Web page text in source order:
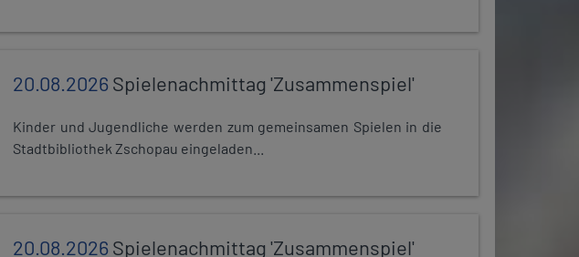
20.08.2026Spielenachmittag 'Zusammenspiel'
Kinder und Jugendliche werden zum gemeinsamen Spielen in die
Stadtbibliothek Zschopau eingeladen...
20.08.2026Spielenachmittag 'Zusammenspiel'